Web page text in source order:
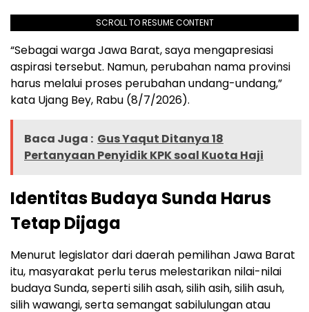
SCROLL TO RESUME CONTENT
“Sebagai warga Jawa Barat, saya mengapresiasi
aspirasi tersebut. Namun, perubahan nama provinsi
harus melalui proses perubahan undang-undang,”
kata Ujang Bey, Rabu (8/7/2026).
Baca Juga : Gus Yaqut Ditanya 18
Pertanyaan Penyidik KPK soal Kuota Haji
Identitas Budaya Sunda Harus
Tetap Dijaga
Menurut legislator dari daerah pemilihan Jawa Barat
itu, masyarakat perlu terus melestarikan nilai-nilai
budaya Sunda, seperti silih asah, silih asih, silih asuh,
silih wawangi, serta semangat sabilulungan atau